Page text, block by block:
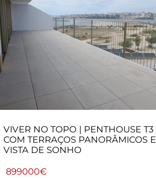
VIVER NO TOPO | PENTHOUSE T3
COM TERRAÇOS PANORÂMICOS E
VISTA DE SONHO
899000€